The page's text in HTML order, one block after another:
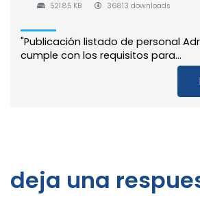
521.85 KB 36813 downloads
"Publicación listado de personal
cumple con los requisitos para...
deja una